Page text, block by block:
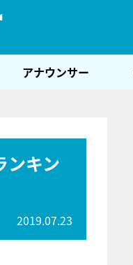
アナウンサー
ンキン
2019.07.23